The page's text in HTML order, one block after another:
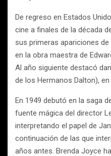
De regreso en Estados
cine a finales de la década
sus primeras apariciones
en la obra maestra de
Al año siguiente destacó
de los Hermanos Dalton),
En 1949 debutó en la saga
fuente mágica del director
interpretando el papel de
continuación de las que
años antes. Brenda Joyce